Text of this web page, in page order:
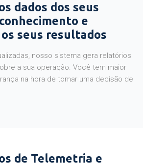
dados dos seus
e
seus resultados
nosso sistema gera relatórios
a sua operação. Você tem maior
na hora de tomar uma decisão de
de Telemetria e